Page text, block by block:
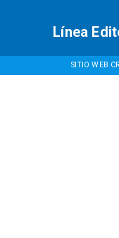
SITIO WEB
Línea